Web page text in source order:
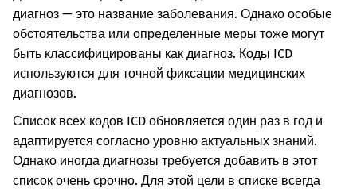
диагноз — это название заболевания. Однако особые
обстоятельства или определенные меры тоже могут
быть классифицированы как диагноз. Коды ICD
используются для точной фиксации медицинских
диагнозов.
Список всех кодов ICD обновляется один раз в год и
адаптируется согласно уровню актуальных знаний.
Однако иногда диагнозы требуется добавить в этот
список очень срочно. Для этой цели в списке всегда